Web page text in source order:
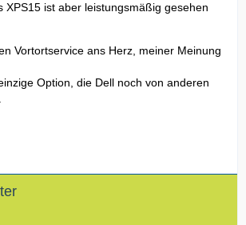
XPS15 ist aber leistungsmäßig gesehen
Vortortservice ans Herz, meiner Meinung
Option, die Dell noch von anderen